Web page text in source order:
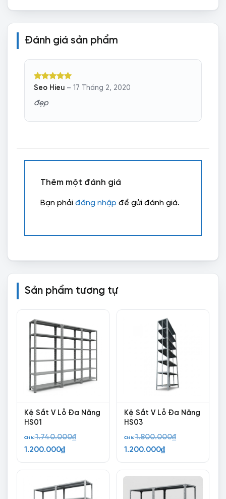
Đánh giá sản phẩm
Được xếp
sao
Seo Hieu – 17 Tháng 2, 2020
đẹp
Thêm một đánh giá
Bạn phải đăng nhập để gửi đánh giá.
Sản phẩm tương tự
Kệ Sắt V Lỗ Đa Năng
HS01
Chỉ từ1.740.000₫
là:
1.740.000₫.
1.200.000₫Giá
hiện
là:
Kệ Sắt V Lỗ Đa Năng
HS03
Chỉ từ1.800.000₫
là:
1.800.000₫.
1.200.000₫Giá
hiện
tại
là: